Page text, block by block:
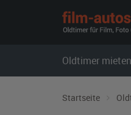
Oldtimer mieten
Startseite